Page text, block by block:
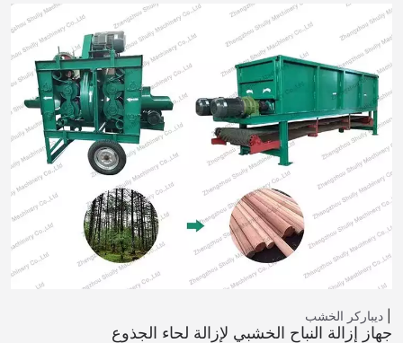
ديباركر الخشب
جهاز إزالة النباح الخشبي لإزالة لحاء الجذوع